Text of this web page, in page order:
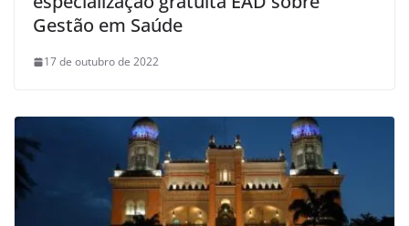
Gestão em Saúde
17 de outubro de 2022